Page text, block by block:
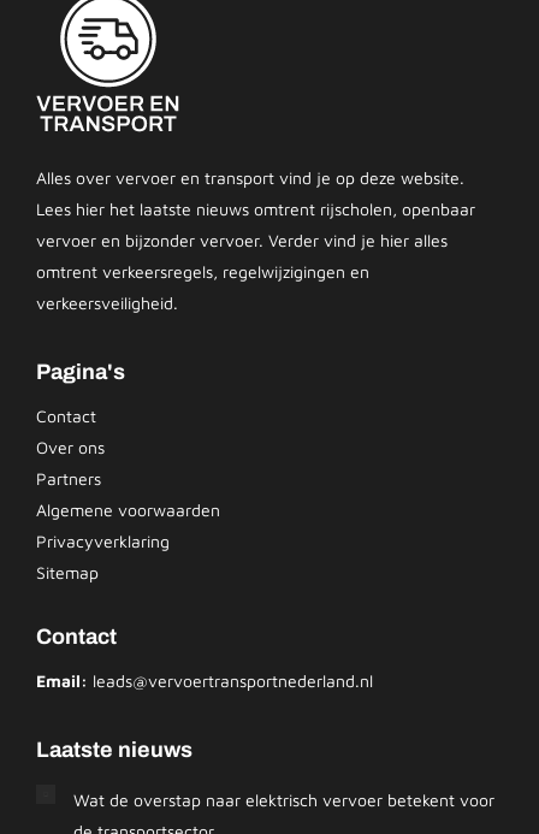
Alles over vervoer en transport vind je op deze website.
Lees hier het laatste nieuws omtrent rijscholen, openbaar
vervoer en bijzonder vervoer. Verder vind je hier alles
omtrent verkeersregels, regelwijzigingen en
verkeersveiligheid.
Pagina's
Contact
Over ons
Partners
Algemene voorwaarden
Privacyverklaring
Sitemap
Contact
Email: leads@vervoertransportnederland.nl
Laatste nieuws
Wat de overstap naar elektrisch vervoer betekent voor